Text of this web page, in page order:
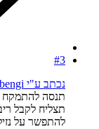
#3
נכתב ע"י bengi:
תנסה להתמקח
תצליח לקבל
להתפשר על